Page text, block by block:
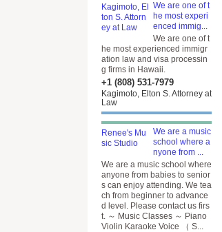
We are one of t
he most experi
enced immig...
We are one of t
he most experienced immigr
ation law and visa processin
g firms in Hawaii.
+1 (808) 531-7979
Kagimoto, Elton S. Attorney at
Law
We are a music
school where a
nyone from ...
We are a music school where
anyone from babies to senior
s can enjoy attending. We tea
ch from beginner to advance
d level. Please contact us firs
t. ～ Music Classes ～ Piano
Violin Karaoke Voice （ S...